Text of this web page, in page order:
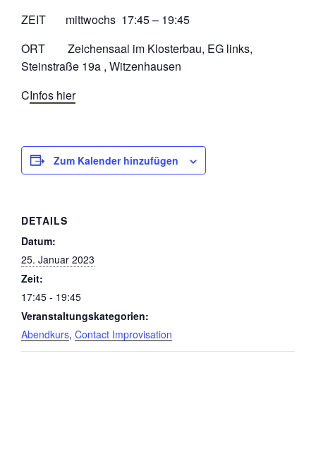
ZEIT mittwochs 17:45 – 19:45
ORT Zeichensaal im Klosterbau, EG links,
Steinstraße 19a , Witzenhausen
CInfos hier
Zum Kalender hinzufügen
DETAILS
Datum:
25. Januar 2023
Zeit:
17:45 - 19:45
Veranstaltungskategorien:
Abendkurs, Contact Improvisation